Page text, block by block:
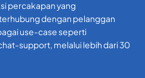
percakapan yang
dengan pelanggan
use-case seperti
support, melalui lebih dari 30